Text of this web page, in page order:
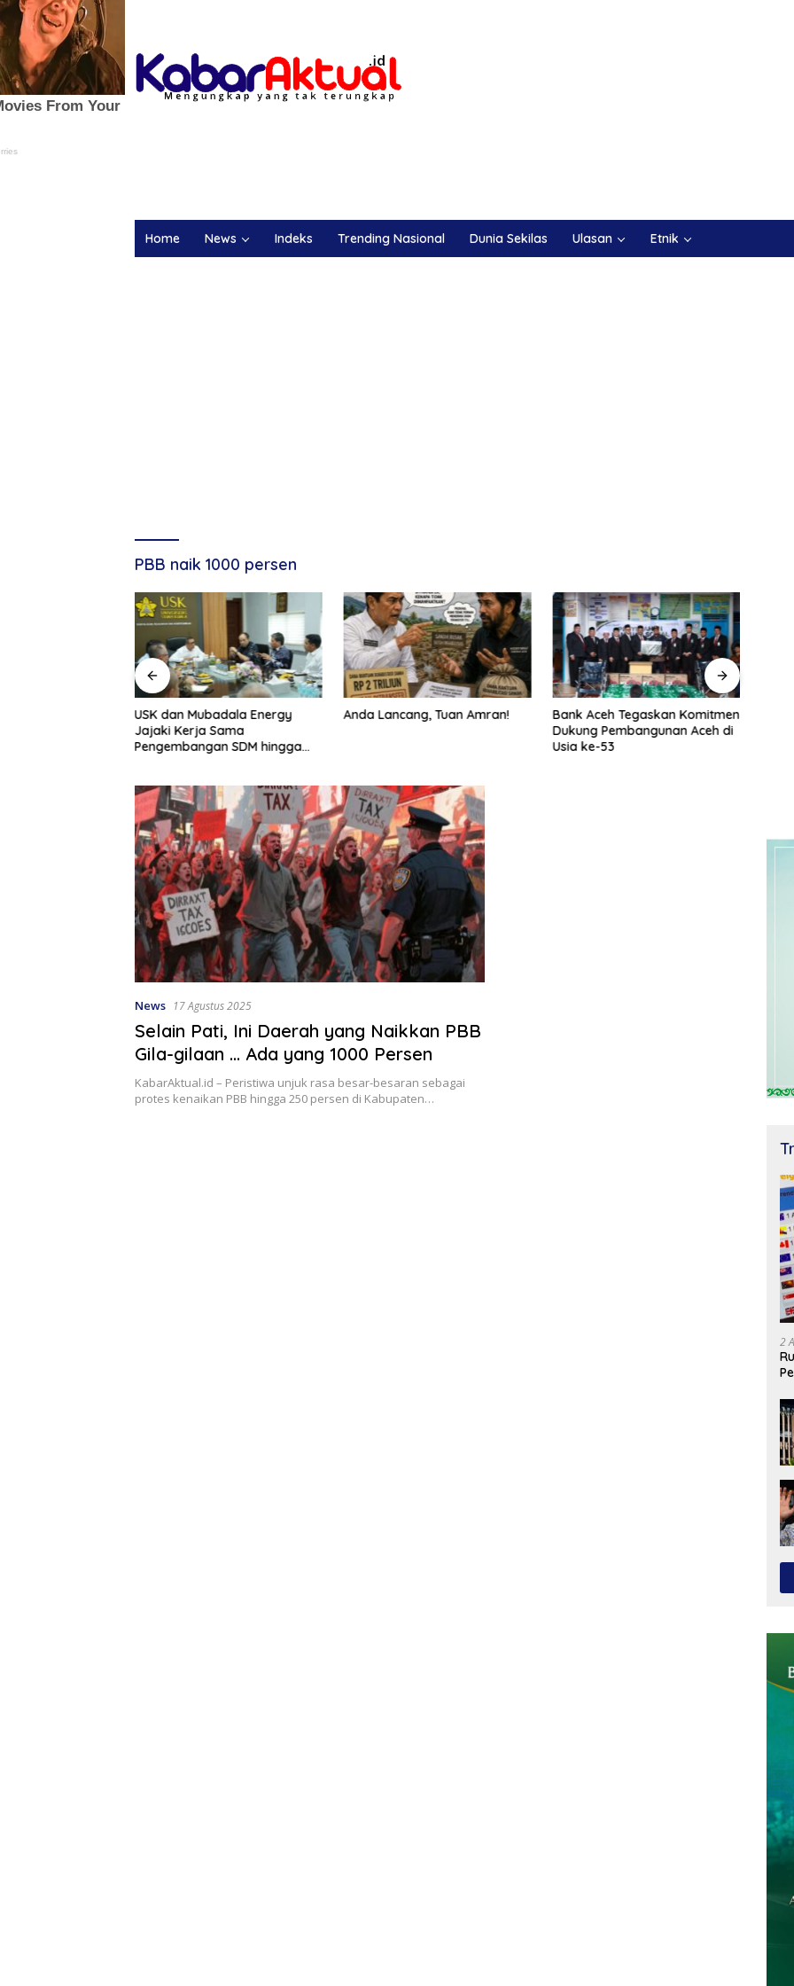
Home News Indeks Trending Nasional Dunia Sekilas Ulasan Etnik
PBB naik 1000 persen
USK dan Mubadala Energy
Jajaki Kerja Sama
Pengembangan SDM hingga
Anda Lancang, Tuan Amran!
Bank Aceh Tegaskan Komitmen
Dukung Pembangunan Aceh di
Usia ke-53
News 17 Agustus 2025
Selain Pati, Ini Daerah yang Naikkan PBB
Gila-gilaan … Ada yang 1000 Persen
KabarAktual.id – Peristiwa unjuk rasa besar-besaran sebagai
protes kenaikan PBB hingga 250 persen di Kabupaten…
2